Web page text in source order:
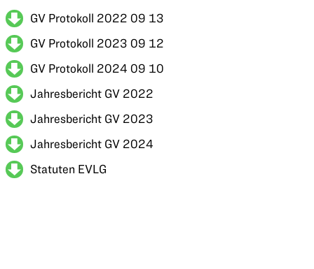
GV Protokoll 2022 09 13
GV Protokoll 2023 09 12
GV Protokoll 2024 09 10
Jahresbericht GV 2022
Jahresbericht GV 2023
Jahresbericht GV 2024
Statuten EVLG